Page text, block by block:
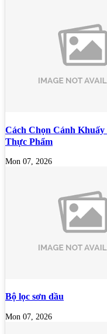
Cách Chọn Cánh
Thực Phẩm
Mon 07, 2026
Bộ lọc sơn dầu
Mon 07, 2026